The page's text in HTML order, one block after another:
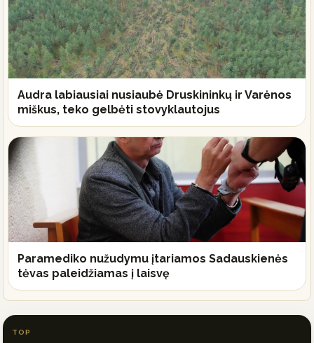
Audra labiausiai nusiaubė Druskininkų ir Varėnos
miškus, teko gelbėti stovyklautojus
Paramediko nužudymu įtariamos Sadauskienės
tėvas paleidžiamas į laisvę
TOP